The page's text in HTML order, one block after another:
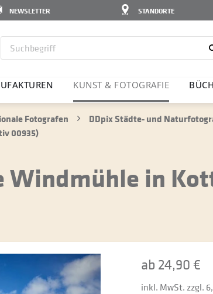
STANDORTE
NEWSLETTER
KUNST & FOTO­GRAFIE
Fotografen
DDpix Städte- und
00935)
Windmühle in
ab 24,90 €
inkl. MwSt. zzgl.